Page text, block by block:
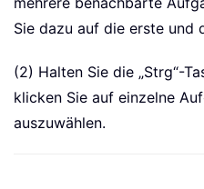
Sie dazu auf die erste und
(2) Halten Sie die „Strg“-
klicken Sie auf einzelne
auszuwählen.